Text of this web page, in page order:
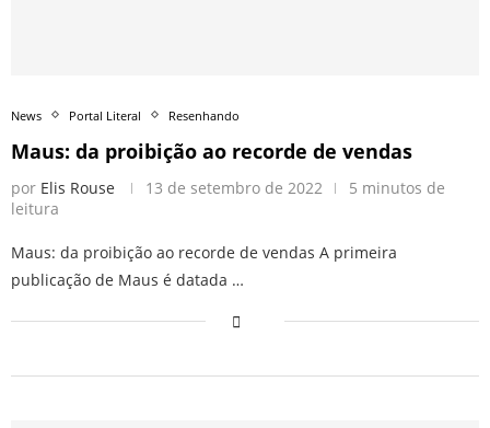
News Portal Literal Resenhando
Maus: da proibição ao recorde de vendas
por Elis Rouse 13 de setembro de 2022
5 minutos de
leitura
Maus: da proibição ao recorde de vendas A primeira
publicação de Maus é datada …